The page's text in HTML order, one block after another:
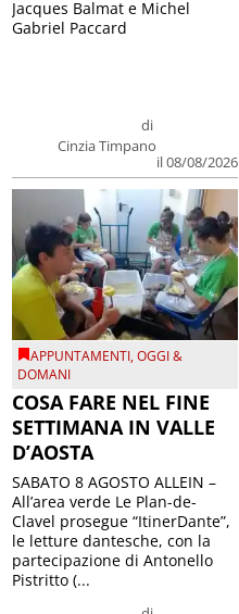
di
Cinzia Timpano
il 08/08/2026
Jacques Balmat e Michel
Gabriel Paccard
APPUNTAMENTI,OGGI &
DOMANI
COSA FARE NEL FINE
SETTIMANA IN VALLE
D’AOSTA
SABATO 8 AGOSTO ALLEIN –
All’area verde Le Plan-de-
Clavel prosegue “ItinerDante”,
le letture dantesche, con la
partecipazione di Antonello
Pistritto (...